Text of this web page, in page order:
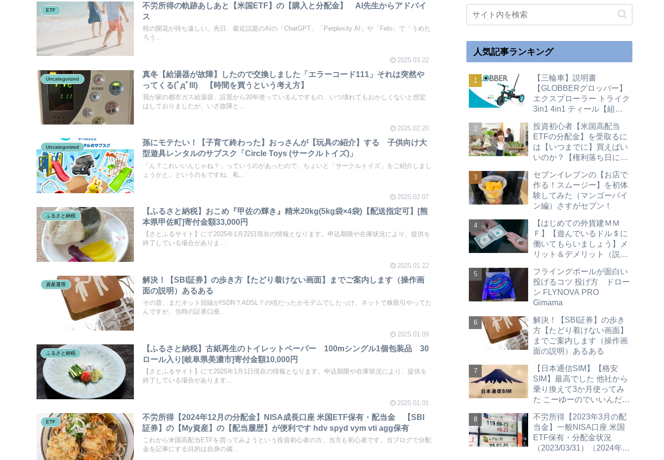
ETF
不労所得の軌跡あしあと【米国ETF】の【購入と分配金】 AI先生からアドバイ
ス
桜の開花が待ち遠しい。先日、最近話題のAIの「ChatGPT」「Perplexity AI」や「Felo」で「うめた
ろう...
2025.03.22
Uncategorized
真冬【給湯器が故障】したので交換しました「エラーコード111」それは突然や
ってくる(ﾟдﾟlll) 【時間を買うという考え方】
我が家の都市ガス給湯器、設置から20年使っているんですもの、いつ壊れてもおかしくないと想定
はしておりましたが、いざ故障と...
2025.02.20
Uncategorized
孫にモテたい！【子育て終わった】おっさんが【玩具の紹介】する 子供向け大
型遊具レンタルのサブスク「Circle Toys (サークルトイズ)」
「ん？これいいんじゃね？」っていうのがあったので、ちょいと「サークルトイズ」をご紹介しまし
ょうかと。というのもですね、私...
2025.02.07
ふるさと納税
【ふるさと納税】おこめ『甲佐の輝き』精米20kg(5kg袋×4袋)【配送指定可】[熊
本県甲佐町]寄付金額33,000円
【さとふるサイト】にて2025年1月22日現在の情報となります。申込期限や在庫状況により、提供を
終了している場合がありま...
2025.01.22
資産運用
解決！【SBI証券】の歩き方【たどり着けない画面】までご案内します（操作画
面の説明）あるある
その昔、まだネット回線がISDN？ADSL？の頃だったかモデムでしたっけ、ネットで株取引やってた
んですが、当時の証券口座...
2025.01.09
ふるさと納税
【ふるさと納税】古紙再生のトイレットペーパー 100mシングル1個包装品 30
ロール入り[岐阜県美濃市]寄付金額10,000円
【さとふるサイト】にて2025年1月1日現在の情報となります。申込期限や在庫状況により、提供を
終了している場合があります...
2025.01.01
ETF
不労所得【2024年12月の分配金】NISA成長口座 米国ETF保有・配当金 【SBI
証券】の【My資産】の【配当履歴】が便利です hdv spyd vym vti agg保有
これから米国高配当ETFを買ってみようという投資初心者の方、当方も初心者です。当ブログで分配
金を記事にする目的は自身の備...
人気記事ランキング
【三輪車】説明書
【GLOBBERグロッバー】
エクスプローラー トライク
3in1 4in1 ティール【組立
身】二輪
投資初心者【米国高配当
ETFの分配金】を受取るに
は【いつまでに】買えばい
いのか？【権利落ち日につ
優待 不労所得）hdv spyd
vym vti vt vig agg vwob
2026
セブンイレブンの【お店で
作る！スムージー】を初体
験してみた（マンゴーパイ
ン編）さすがセブン！
【はじめての外貨建ＭＭ
Ｆ】【遊んでいるドル＄に
働いてもらいましょう】メ
リット＆デメリット（説明
編）hdv spyd vym vti vt vig
agg vwob
フライングボールが面白い
投げるコツ 投げ方 ドロー
ン FLYNOVA PRO
Gimama
解決！【SBI証券】の歩き
方【たどり着けない画面】
までご案内します（操作画
面の説明）あるある
【日本通信SIM】【格安
SIM】最高でした 他社から
乗り換えて3か月使ってみ
た こーゆーのでいいんだよ
ラン紹介）
不労所得【2023年3月の配
当金】一般NISA口座 米国
ETF保有・分配金状況
（2023/03/31）（2024年新